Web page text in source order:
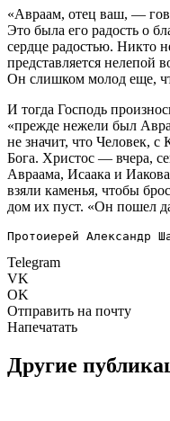
«Авраам, отец ваш, —
Это была его радость о
сердце радостью. Никто
представляется нелепой
Он слишком молод еще,
И тогда Господь
«прежде нежели был
не значит, что Человек,
Бога. Христос — вчера,
Авраама, Исаака и
взяли каменья, чтобы
дом их пуст. «Он пошел
Протоиерей Александр
Telegram
VK
OK
Отправить на почту
Напечатать
Другие